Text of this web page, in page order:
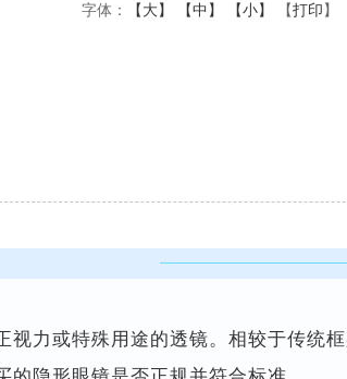
字体： 【大】 【中】 【小】 【打印】
力或特殊用途的透镜。相较于传统